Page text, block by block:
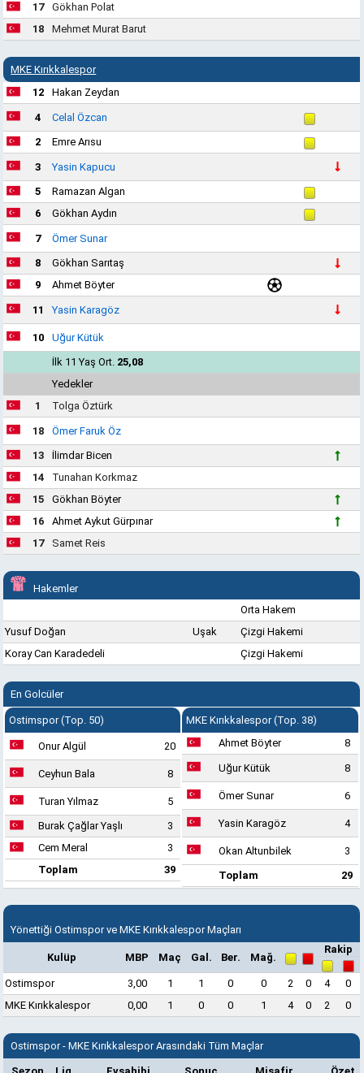
17
Gökhan Polat
18
Mehmet Murat Barut
MKE Kırıkkalespor
12
Hakan Zeydan
4
Celal Özcan
2
Emre Arısu
3
Yasin Kapucu
5
Ramazan Algan
6
Gökhan Aydın
7
Ömer Sunar
8
Gökhan Sarıtaş
9
Ahmet Böyter
11 Yasin Karagöz
10
Uğur Kütük
İlk 11 Yaş Ort. 25,08
Yedekler
1
Tolga Öztürk
18
Ömer Faruk Öz
13
İlimdar Bicen
14
Tunahan Korkmaz
15
Gökhan Böyter
16
Ahmet Aykut Gürpınar
17
Samet Reis
Hakemler
Orta Hakem
Yusuf Doğan
Uşak
Çizgi Hakemi
Koray Can Karadedeli
Çizgi Hakemi
En Golcüler
Ostimspor (Top. 50)
Onur Algül 20
Ceyhun Bala 8
Turan Yılmaz
5
Burak Çağlar Yaşlı
3
Cem Meral
3
Toplam
39
MKE Kırıkkalespor (Top. 38)
Ahmet Böyter
8
Uğur Kütük 8
Ömer Sunar 6
Yasin Karagöz 4
Okan Altunbilek
3
Toplam
29
Yönettiği Ostimspor ve MKE Kırıkkalespor Maçları
Kulüp MBP Maç Gal. Ber. Mağ.
Rakip
Ostimspor 3,00 1 1 0 0 2 0 4
0
MKE Kırıkkalespor
0,00 1 0 0 1 4 0 2 0
Ostimspor - MKE Kırıkkalespor Arasındaki Tüm Maçlar